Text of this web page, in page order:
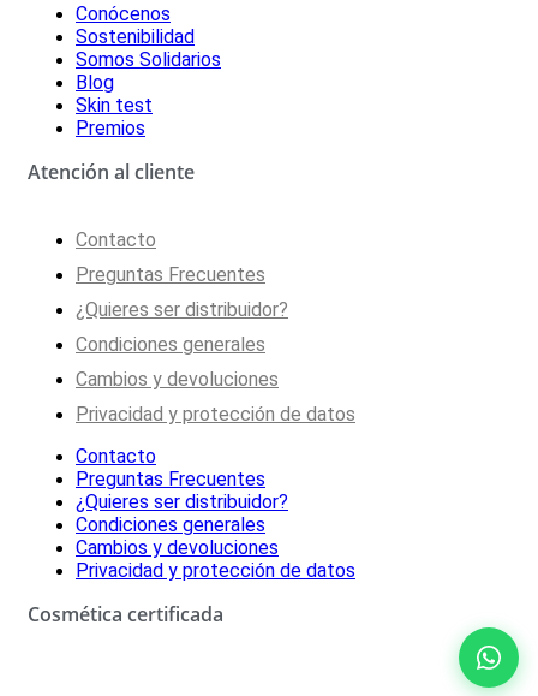
Conócenos
Sostenibilidad
Somos Solidarios
Blog
Skin test
Premios
Atención al cliente
Contacto
Preguntas Frecuentes
¿Quieres ser distribuidor?
Condiciones generales
Cambios y devoluciones
Privacidad y protección de datos
Contacto
Preguntas Frecuentes
¿Quieres ser distribuidor?
Condiciones generales
Cambios y devoluciones
Privacidad y protección de datos
Cosmética certificada